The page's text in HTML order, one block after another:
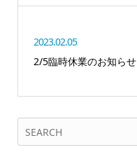
2023.02.05
2/5臨時休業のお知らせ